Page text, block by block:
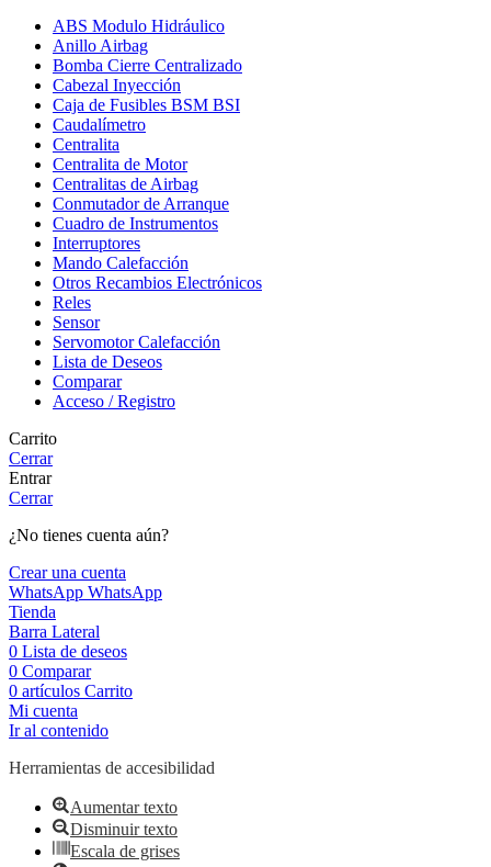
ABS Modulo Hidráulico
Anillo Airbag
Bomba Cierre Centralizado
Cabezal Inyección
Caja de Fusibles BSM BSI
Caudalímetro
Centralita
Centralita de Motor
Centralitas de Airbag
Conmutador de Arranque
Cuadro de Instrumentos
Interruptores
Mando Calefacción
Otros Recambios Electrónicos
Reles
Sensor
Servomotor Calefacción
Lista de Deseos
Comparar
Acceso / Registro
Carrito
Cerrar
Entrar
Cerrar
¿No tienes cuenta aún?
Crear una cuenta
WhatsApp WhatsApp
Tienda
Barra Lateral
0 Lista de deseos
0 Comparar
0 artículos Carrito
Mi cuenta
Ir al contenido
Herramientas de accesibilidad
Aumentar texto
Disminuir texto
Escala de grises